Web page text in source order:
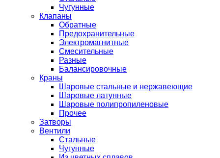
Чугунные
Клапаны
Обратные
Предохранительные
Электромагнитные
Смесительные
Разные
Балансировочные
Краны
Шаровые стальные и нержавеющие
Шаровые латунные
Шаровые полипропиленовые
Прочее
Затворы
Вентили
Стальные
Чугунные